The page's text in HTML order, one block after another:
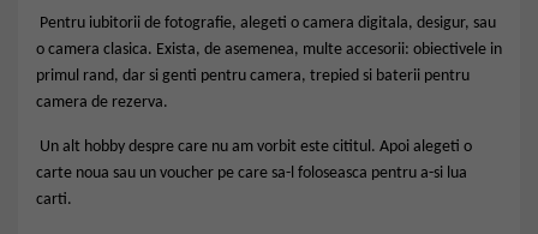
Pentru iubitorii de fotografie, alegeti o camera digitala, desigur, sau
o camera clasica. Exista, de asemenea, multe accesorii: obiectivele in
primul rand, dar si genti pentru camera, trepied si baterii pentru
camera de rezerva.
Un alt hobby despre care nu am vorbit este cititul. Apoi alegeti o
carte noua sau un voucher pe care sa-l foloseasca pentru a-si lua
carti.